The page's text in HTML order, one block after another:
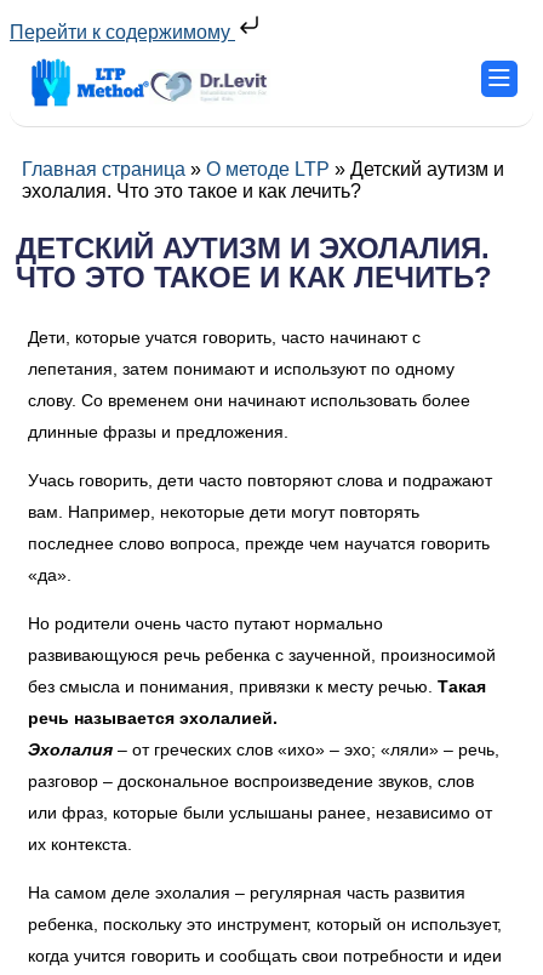
Перейти к содержимому
Главная страница » О методе LTP » Детский аутизм и
эхолалия. Что это такое и как лечить?
ДЕТСКИЙ АУТИЗМ И ЭХОЛАЛИЯ.
ЧТО ЭТО ТАКОЕ И КАК ЛЕЧИТЬ?
Дети, которые учатся говорить, часто начинают с
лепетания, затем понимают и используют по одному
слову. Со временем они начинают использовать более
длинные фразы и предложения.
Учась говорить, дети часто повторяют слова и подражают
вам. Например, некоторые дети могут повторять
последнее слово вопроса, прежде чем научатся говорить
«да».
Но родители очень часто путают нормально
развивающуюся речь ребенка с заученной, произносимой
без смысла и понимания, привязки к месту речью. Такая
речь называется эхолалией.
Эхолалия – от греческих слов «ихо» – эхо; «ляли» – речь,
разговор – доскональное воспроизведение звуков, слов
или фраз, которые были услышаны ранее, независимо от
их контекста.
На самом деле эхолалия – регулярная часть развития
ребенка, поскольку это инструмент, который он использует,
когда учится говорить и сообщать свои потребности и идеи